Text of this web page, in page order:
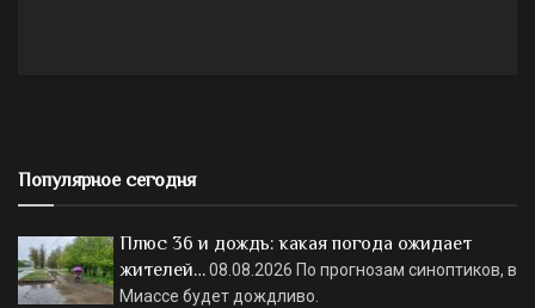
Популярное сегодня
Плюс 36 и дождь: какая погода ожидает
жителей…08.08.2026 По прогнозам синоптиков, в
Миассе будет дождливо.